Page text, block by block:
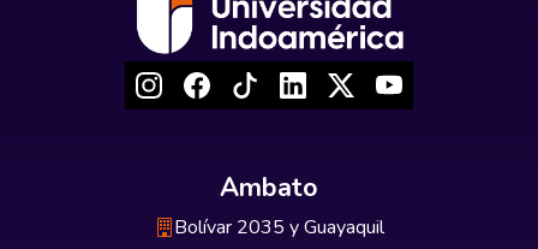
Ambato
Bolívar 2035 y Guayaquil